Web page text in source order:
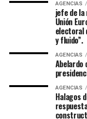
AGENCIAS
jefe de
Unión
electoral
y fluido”.
AGENCIAS
Abelardo
AGENCIAS
Halagos